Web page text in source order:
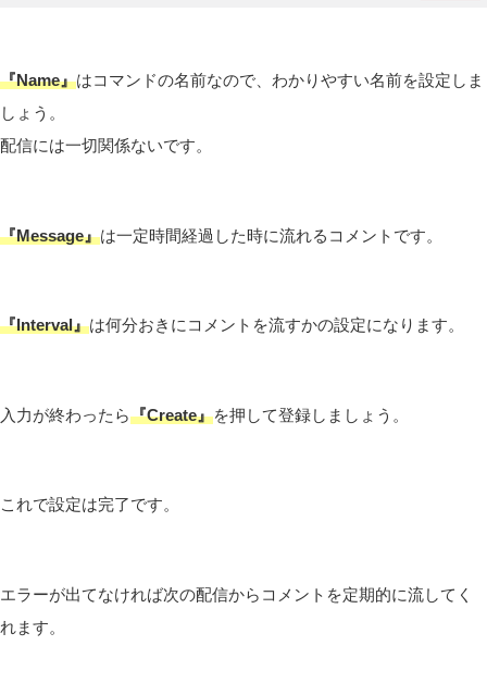
『Name』はコマンドの名前なので、わかりやすい名前を設定しま
しょう。
配信には一切関係ないです。
『Message』は一定時間経過した時に流れるコメントです。
『Interval』は何分おきにコメントを流すかの設定になります。
入力が終わったら『Create』を押して登録しましょう。
これで設定は完了です。
エラーが出てなければ次の配信からコメントを定期的に流してく
れます。